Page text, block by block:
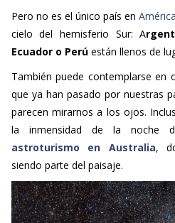
Pero no es el único país en
cielo del hemisferio Sur: A
Ecuador o Perúestán llenos de
También puede contemplarse en
que ya han pasado por nuestras
parecen mirarnos a los ojos.
la inmensidad de la noche
astroturismo en Australia,
siendo parte del paisaje.